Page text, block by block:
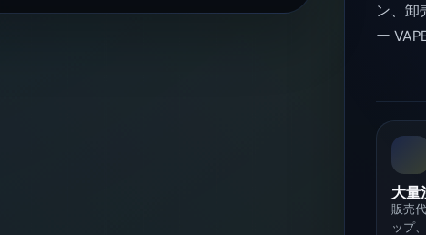
ン、卸
ー
大量
販売
ップ